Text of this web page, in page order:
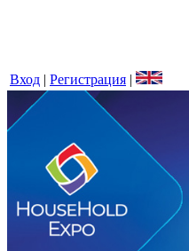
Вход | Регистрация |